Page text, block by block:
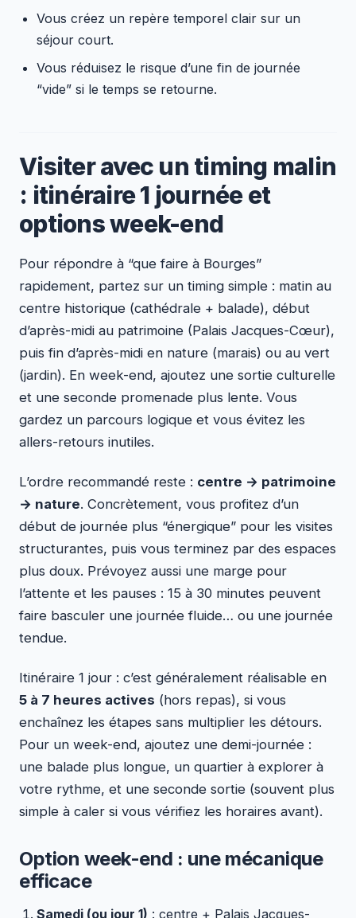
Vous créez un repère temporel clair sur un
séjour court.
Vous réduisez le risque d’une fin de journée
“vide” si le temps se retourne.
Visiter avec un timing malin
: itinéraire 1 journée et
options week-end
Pour répondre à “que faire à Bourges”
rapidement, partez sur un timing simple : matin au
centre historique (cathédrale + balade), début
d’après-midi au patrimoine (Palais Jacques-Cœur),
puis fin d’après-midi en nature (marais) ou au vert
(jardin). En week-end, ajoutez une sortie culturelle
et une seconde promenade plus lente. Vous
gardez un parcours logique et vous évitez les
allers-retours inutiles.
L’ordre recommandé reste : centre → patrimoine
→ nature. Concrètement, vous profitez d’un
début de journée plus “énergique” pour les visites
structurantes, puis vous terminez par des espaces
plus doux. Prévoyez aussi une marge pour
l’attente et les pauses : 15 à 30 minutes peuvent
faire basculer une journée fluide… ou une journée
tendue.
Itinéraire 1 jour : c’est généralement réalisable en
5 à 7 heures actives (hors repas), si vous
enchaînez les étapes sans multiplier les détours.
Pour un week-end, ajoutez une demi-journée :
une balade plus longue, un quartier à explorer à
votre rythme, et une seconde sortie (souvent plus
simple à caler si vous vérifiez les horaires avant).
Option week-end : une mécanique
efficace
Samedi (ou jour 1) : centre + Palais Jacques-